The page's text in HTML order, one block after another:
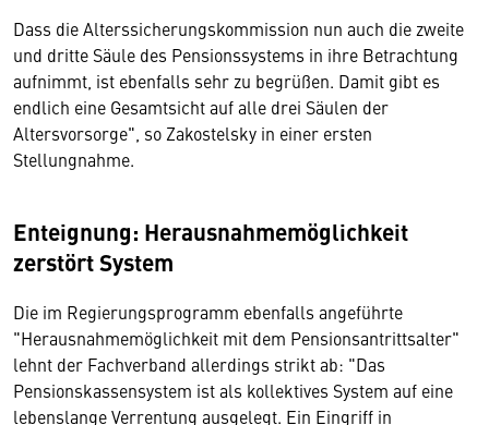
Dass die Alterssicherungskommission nun auch die zweite
und dritte Säule des Pensionssystems in ihre Betrachtung
aufnimmt, ist ebenfalls sehr zu begrüßen. Damit gibt es
endlich eine Gesamtsicht auf alle drei Säulen der
Altersvorsorge", so Zakostelsky in einer ersten
Stellungnahme.
Enteignung: Herausnahmemöglichkeit
zerstört System
Die im Regierungsprogramm ebenfalls angeführte
"Herausnahmemöglichkeit mit dem Pensionsantrittsalter"
lehnt der Fachverband allerdings strikt ab: "Das
Pensionskassensystem ist als kollektives System auf eine
lebenslange Verrentung ausgelegt. Ein Eingriff in